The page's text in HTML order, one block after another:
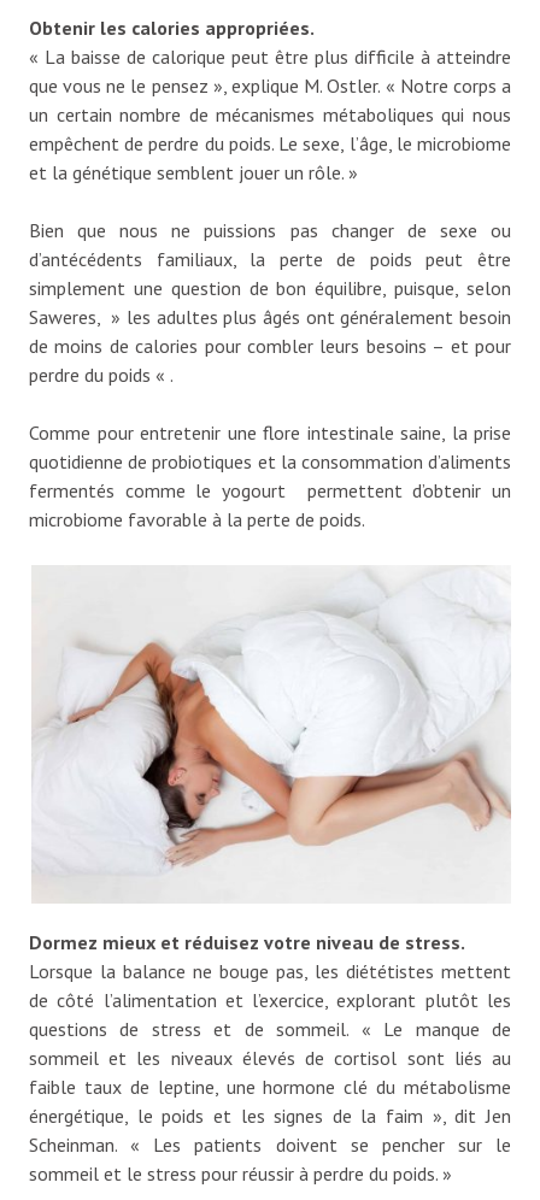
Obtenir les calories appropriées.
« La baisse de calorique peut être plus difficile à atteindre
que vous ne le pensez », explique M. Ostler. « Notre corps a
un certain nombre de mécanismes métaboliques qui nous
empêchent de perdre du poids. Le sexe, l’âge, le microbiome
et la génétique semblent jouer un rôle. »
Bien que nous ne puissions pas changer de sexe ou
d’antécédents familiaux, la perte de poids peut être
simplement une question de bon équilibre, puisque, selon
Saweres, » les adultes plus âgés ont généralement besoin
de moins de calories pour combler leurs besoins – et pour
perdre du poids « .
Comme pour entretenir une flore intestinale saine, la prise
quotidienne de probiotiques et la consommation d’aliments
fermentés comme le yogourt permettent d’obtenir un
microbiome favorable à la perte de poids.
Dormez mieux et réduisez votre niveau de stress.
Lorsque la balance ne bouge pas, les diététistes mettent
de côté l’alimentation et l’exercice, explorant plutôt les
questions de stress et de sommeil. « Le manque de
sommeil et les niveaux élevés de cortisol sont liés au
faible taux de leptine, une hormone clé du métabolisme
énergétique, le poids et les signes de la faim », dit Jen
Scheinman. « Les patients doivent se pencher sur le
sommeil et le stress pour réussir à perdre du poids. »